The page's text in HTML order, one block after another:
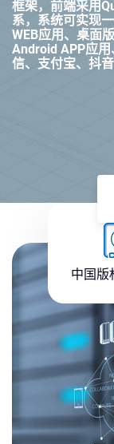
框架，前端采用
系，系统可实现
WEB应用、桌面
Android APP应
信、支付宝、抖
中国版